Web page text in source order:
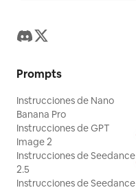
Prompts
Instrucciones de Nano
Banana Pro
Instrucciones de GPT
Image 2
Instrucciones de Seedance
2.5
Instrucciones de Seedance